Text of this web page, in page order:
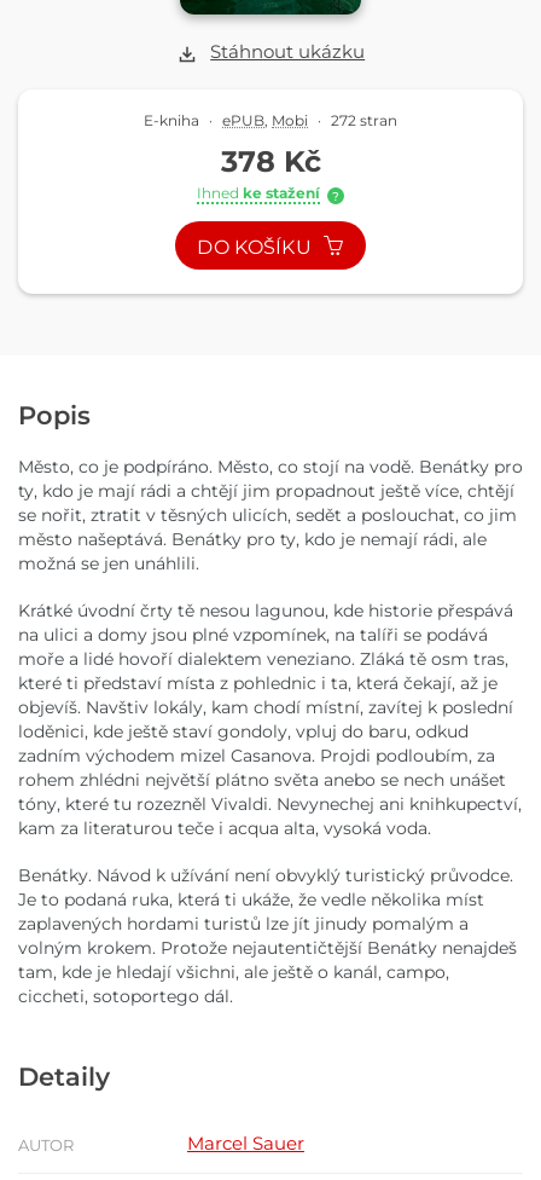
Stáhnout ukázku
E-kniha · ePUB, Mobi · 272 stran
378 Kč
Ihned ke stažení ?
DO KOŠÍKU
Popis
Město, co je podpíráno. Město, co stojí na vodě. Benátky pro
ty, kdo je mají rádi a chtějí jim propadnout ještě více, chtějí
se nořit, ztratit v těsných ulicích, sedět a poslouchat, co jim
město našeptává. Benátky pro ty, kdo je nemají rádi, ale
možná se jen unáhlili.
Krátké úvodní črty tě nesou lagunou, kde historie přespává
na ulici a domy jsou plné vzpomínek, na talíři se podává
moře a lidé hovoří dialektem veneziano. Zláká tě osm tras,
které ti představí místa z pohlednic i ta, která čekají, až je
objevíš. Navštiv lokály, kam chodí místní, zavítej k poslední
loděnici, kde ještě staví gondoly, vpluj do baru, odkud
zadním východem mizel Casanova. Projdi podloubím, za
rohem zhlédni největší plátno světa anebo se nech unášet
tóny, které tu rozezněl Vivaldi. Nevynechej ani knihkupectví,
kam za literaturou teče i acqua alta, vysoká voda.
Benátky. Návod k užívání není obvyklý turistický průvodce.
Je to podaná ruka, která ti ukáže, že vedle několika míst
zaplavených hordami turistů lze jít jinudy pomalým a
volným krokem. Protože nejautentičtější Benátky nenajdeš
tam, kde je hledají všichni, ale ještě o kanál, campo,
ciccheti, sotoportego dál.
Detaily
AUTOR Marcel Sauer